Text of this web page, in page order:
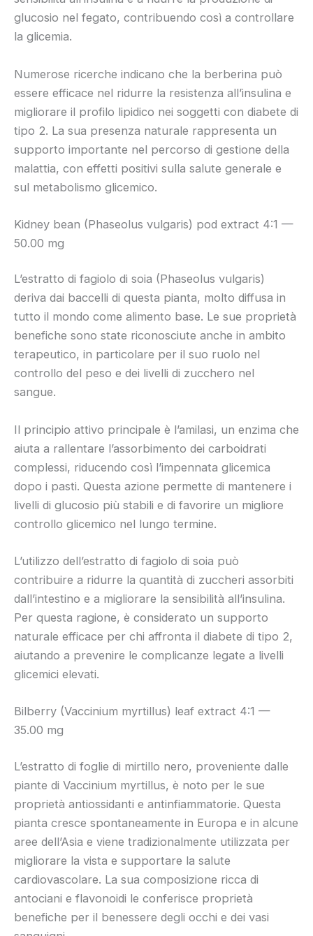
glucosio nel fegato, contribuendo così a controllare
la glicemia.
Numerose ricerche indicano che la berberina può
essere efficace nel ridurre la resistenza all’insulina e
migliorare il profilo lipidico nei soggetti con diabete di
tipo 2. La sua presenza naturale rappresenta un
supporto importante nel percorso di gestione della
malattia, con effetti positivi sulla salute generale e
sul metabolismo glicemico.
Kidney bean (Phaseolus vulgaris) pod extract 4:1 —
50.00 mg
L’estratto di fagiolo di soia (Phaseolus vulgaris)
deriva dai baccelli di questa pianta, molto diffusa in
tutto il mondo come alimento base. Le sue proprietà
benefiche sono state riconosciute anche in ambito
terapeutico, in particolare per il suo ruolo nel
controllo del peso e dei livelli di zucchero nel
sangue.
Il principio attivo principale è l’amilasi, un enzima che
aiuta a rallentare l’assorbimento dei carboidrati
complessi, riducendo così l’impennata glicemica
dopo i pasti. Questa azione permette di mantenere i
livelli di glucosio più stabili e di favorire un migliore
controllo glicemico nel lungo termine.
L’utilizzo dell’estratto di fagiolo di soia può
contribuire a ridurre la quantità di zuccheri assorbiti
dall’intestino e a migliorare la sensibilità all’insulina.
Per questa ragione, è considerato un supporto
naturale efficace per chi affronta il diabete di tipo 2,
aiutando a prevenire le complicanze legate a livelli
glicemici elevati.
Bilberry (Vaccinium myrtillus) leaf extract 4:1 —
35.00 mg
L’estratto di foglie di mirtillo nero, proveniente dalle
piante di Vaccinium myrtillus, è noto per le sue
proprietà antiossidanti e antinfiammatorie. Questa
pianta cresce spontaneamente in Europa e in alcune
aree dell’Asia e viene tradizionalmente utilizzata per
migliorare la vista e supportare la salute
cardiovascolare. La sua composizione ricca di
antociani e flavonoidi le conferisce proprietà
benefiche per il benessere degli occhi e dei vasi